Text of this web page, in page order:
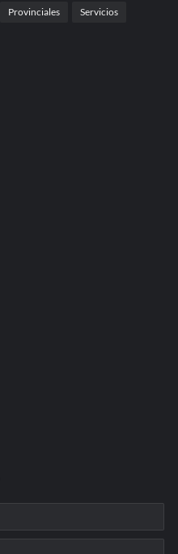
Provinciales Servicios